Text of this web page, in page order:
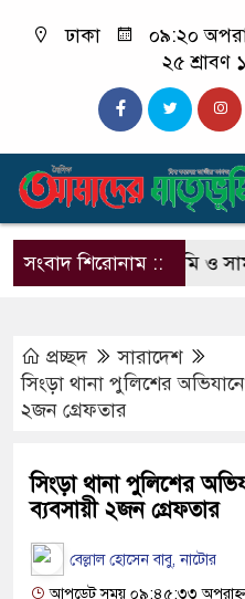
ঢাকা
০৯:২০
২৫ শ্রাবণ
সংবাদ শিরোনাম ::
মামলার আসামি ও সাময়িক
প্রচ্ছদ
সারাদেশ
সিংড়া থানা পুলিশের
২জন গ্রেফতার
সিংড়া থানা পুলিশের
ব্যবসায়ী ২জন গ্রেফতার
বেল্লাল হোসেন বাবু, নাটোর
আপডেট সময় ০৯:৪৫:৩৩ অপরাহ্ন,